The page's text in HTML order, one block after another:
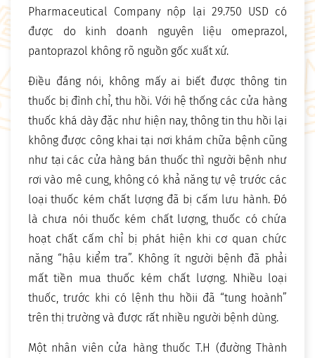
Pharmaceutical Company nộp lại 29.750 USD có
được do kinh doanh nguyên liệu omeprazol,
pantoprazol không rõ nguồn gốc xuất xứ.
Điều đáng nói, không mấy ai biết được thông tin
thuốc bị đình chỉ, thu hồi. Với hệ thống các cửa hàng
thuốc khá dày đặc như hiện nay, thông tin thu hồi lại
không được công khai tại nơi khám chữa bệnh cũng
như tại các cửa hàng bán thuốc thì người bệnh như
rơi vào mê cung, không có khả năng tự vệ trước các
loại thuốc kém chất lượng đã bị cấm lưu hành. Đó
là chưa nói thuốc kém chất lượng, thuốc có chứa
hoạt chất cấm chỉ bị phát hiện khi cơ quan chức
năng “hậu kiểm tra”. Không ít người bệnh đã phải
mất tiền mua thuốc kém chất lượng. Nhiều loại
thuốc, trước khi có lệnh thu hồii đã “tung hoành”
trên thị trường và được rất nhiều người bệnh dùng.
Một nhân viên cửa hàng thuốc T.H (đường Thành